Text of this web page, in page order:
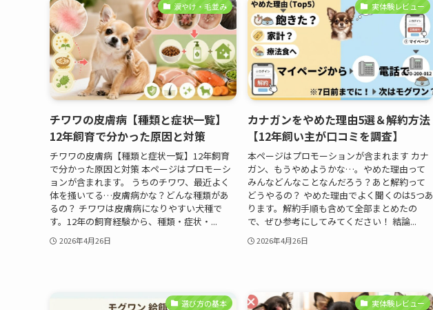
涙やけ・毛並み
チワワの皮膚病【種類と症状一覧】
12年飼育で分かった原因と対策
チワワの皮膚病【種類と症状一覧】12年飼育
で分かった原因と対策 本ページはプロモーシ
ョンが含まれます。 うちのチワワ、最近よく
体を掻いてる…皮膚病かな？どんな種類があ
るの？ チワワは皮膚病になりやすい犬種で
す。12年の飼育経験から、種類・症状・...
2026年4月26日
実体験レビュー
カナガンをやめた理由5選＆解約方法
【12年飼い主が口コミを調査】
本ページはプロモーションが含まれます カナ
ガン、もうやめようかな…。やめた理由って
みんなどんなことなんだろう？あと解約って
どうやるの？ やめた理由でよく聞くのは5つあ
ります。解約手順も含めて全部まとめたの
で、ぜひ参考にしてみてください！ 結論...
2026年4月26日
選び方の基本 実体験レビュー